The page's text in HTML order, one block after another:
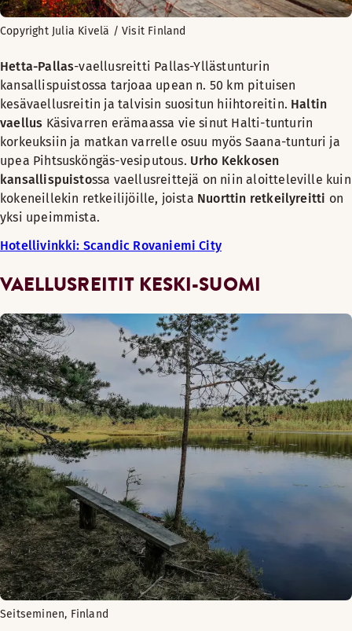
Copyright Julia Kivelä / Visit Finland
Hetta-Pallas-vaellusreitti Pallas-Yllästunturin
kansallispuistossa tarjoaa upean n. 50 km pituisen
kesävaellusreitin ja talvisin suositun hiihtoreitin. Haltin
vaellus Käsivarren erämaassa vie sinut Halti-tunturin
korkeuksiin ja matkan varrelle osuu myös Saana-tunturi ja
upea Pihtsusköngäs-vesiputous. Urho Kekkosen
kansallispuistossa vaellusreittejä on niin aloitteleville kuin
kokeneillekin retkeilijöille, joista Nuorttin retkeilyreitti on
yksi upeimmista.
Hotellivinkki: Scandic Rovaniemi City
VAELLUSREITIT KESKI-SUOMI
Seitseminen, Finland